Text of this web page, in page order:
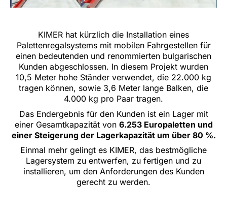
KIMER hat kürzlich die Installation eines
Palettenregalsystems mit mobilen Fahrgestellen für
einen bedeutenden und renommierten bulgarischen
Kunden abgeschlossen. In diesem Projekt wurden
10,5 Meter hohe Ständer verwendet, die 22.000 kg
tragen können, sowie 3,6 Meter lange Balken, die
4.000 kg pro Paar tragen.
Das Endergebnis für den Kunden ist ein Lager mit
einer Gesamtkapazität von 6.253 Europaletten und
einer Steigerung der Lagerkapazität um über 80 %.
Einmal mehr gelingt es KIMER, das bestmögliche
Lagersystem zu entwerfen, zu fertigen und zu
installieren, um den Anforderungen des Kunden
gerecht zu werden.